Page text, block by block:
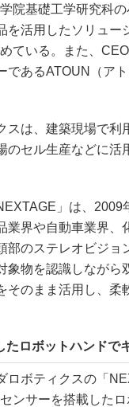
院基礎工学研究科
を活用したソリュ
ている。また、
であるATOUN（ア
は、建築現場で利
のセル生産などに活
」は、2009
業界や自動車業界、
部のステレオビジョ
象物を認識しながら
そのまま活用し、
たロボットハンドで
ボティクスの「
ンサーを搭載した